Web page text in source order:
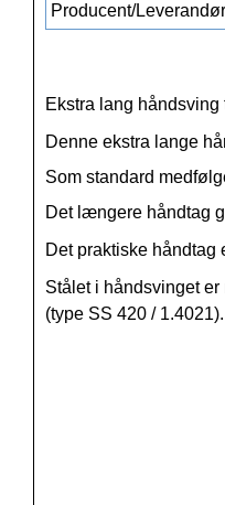
Producent/
Ekstra lang
Denne ekstra lange
Som standard
Det længere håndtag
Det praktiske
Stålet i håndsvinget er
(type SS 420 / 1.4021).